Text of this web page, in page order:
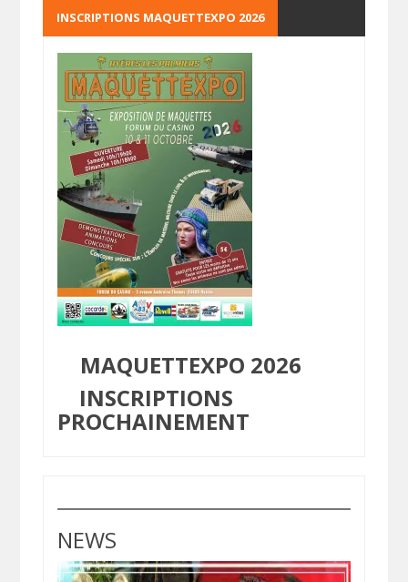
INSCRIPTIONS MAQUETTEXPO 2026
MAQUETTEXPO 2026
INSCRIPTIONS
PROCHAINEMENT
NEWS